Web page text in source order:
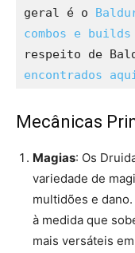
geral é o
combos e builds
respeito de
encontrados
Mecânicas
Magias: Os
variedade de
multidões e
à medida que
mais versáteis